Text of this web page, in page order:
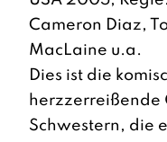
Cameron Diaz,
MacLaine u.a.
Dies ist die
herzzerreißende
Schwestern, die